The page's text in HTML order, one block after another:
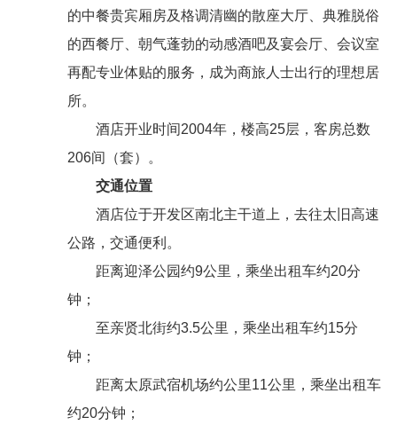
的中餐贵宾厢房及格调清幽的散座大厅、典雅脱俗
的西餐厅、朝气蓬勃的动感酒吧及宴会厅、会议室
再配专业体贴的服务，成为商旅人士出行的理想居
所。
酒店开业时间2004年，楼高25层，客房总数
206间（套）。
交通位置
酒店位于开发区南北主干道上，去往太旧高速
公路，交通便利。
距离迎泽公园约9公里，乘坐出租车约20分
钟；
至亲贤北街约3.5公里，乘坐出租车约15分
钟；
距离太原武宿机场约公里11公里，乘坐出租车
约20分钟；